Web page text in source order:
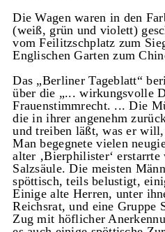
Die Wagen waren in den
(weiß, grün und violett)
vom Feilitzschplatz zum
Englischen Garten zum
Das „Berliner Tageblatt“
über die „... wirkungsvolle
Frauenstimmrecht. ... Die
die in ihrer angenehm
und treiben läßt, was er
Man begegnete vielen
alter ‚Bierphilister‘
Salzsäule. Die meisten
spöttisch, teils belustigt,
Einige alte Herren, unter
Reichsrat, und eine Gruppe
Zug mit höflicher